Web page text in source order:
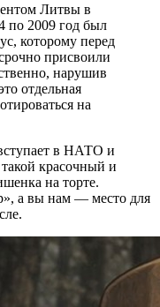
Литвы в
по 2009 год был
которому перед
присвоили
нарушив
отдельная
на
в НАТО и
красочный и
на торте.
а вы нам — место для